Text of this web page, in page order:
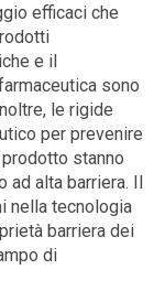
efficaci che
e il
sono
le rigide
per prevenire
stanno
ad alta barriera. Il
nella tecnologia
barriera dei
di